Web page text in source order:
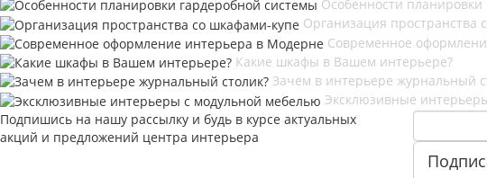
Особенности
Организация пространства
Современное
Какие шкафы в Вашем интерьере?
Зачем в интерьере журнальный
Эксклюзивные
Подпишись на нашу рассылку и будь в курсе актуальных
акций и предложений центра интерьера